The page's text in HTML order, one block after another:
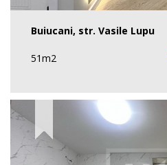
Buiucani, str. Vasile Lupu
51m2